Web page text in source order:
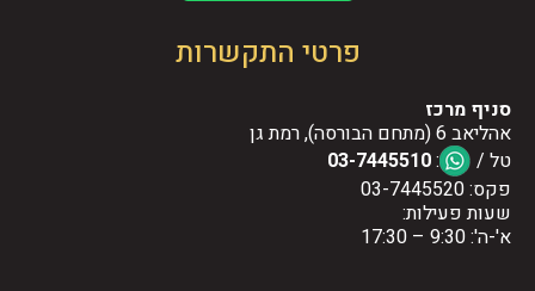
פרטי התקשרות
סניף מרכז
אהליאב 6 (מתחם הבורסה), רמת גן
טל /
:
03-7445510
פקס: 03-7445520
שעות פעילות:
א'-ה': 9:30 – 17:30